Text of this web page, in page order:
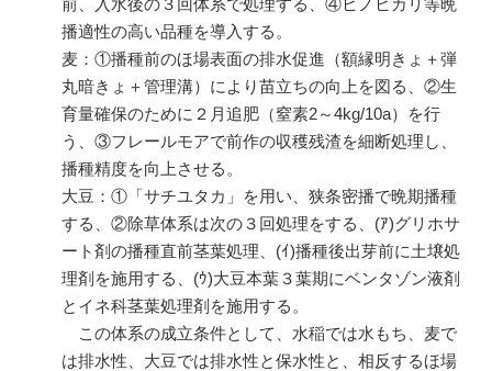
播適性の高い品種を導入する。
麦：①播種前のほ場表面の排水促進（額縁明きょ＋弾
丸暗きょ＋管理溝）により苗立ちの向上を図る、②生
育量確保のために２月追肥（窒素2～4kg/10a）を行
う、③フレールモアで前作の収穫残渣を細断処理し、
播種精度を向上させる。
大豆：①「サチユタカ」を用い、狭条密播で晩期播種
する、②除草体系は次の３回処理をする、(ｱ)グリホサ
ート剤の播種直前茎葉処理、(ｲ)播種後出芽前に土壌処
理剤を施用する、(ｳ)大豆本葉３葉期にベンタゾン液剤
とイネ科茎葉処理剤を施用する。
この体系の成立条件として、水稲では水もち、麦で
は排水性、大豆では排水性と保水性と、相反するほ場